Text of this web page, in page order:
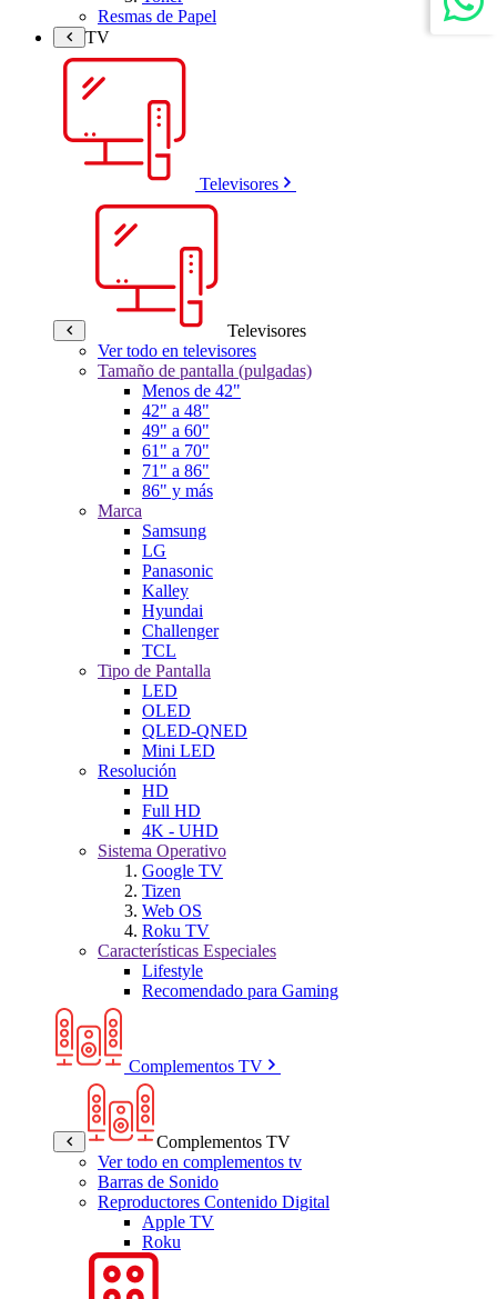
Resmas de Papel
TV
Televisores
Televisores
Ver todo en televisores
Tamaño de pantalla (pulgadas)
Menos de 42"
42" a 48"
49" a 60"
61" a 70"
71" a 86"
86" y más
Marca
Samsung
LG
Panasonic
Kalley
Hyundai
Challenger
TCL
Tipo de Pantalla
LED
OLED
QLED-QNED
Mini LED
Resolución
HD
Full HD
4K - UHD
Sistema Operativo
Google TV
Tizen
Web OS
Roku TV
Características Especiales
Lifestyle
Recomendado para Gaming
Complementos TV
Complementos TV
Ver todo en complementos tv
Barras de Sonido
Reproductores Contenido Digital
Apple TV
Roku